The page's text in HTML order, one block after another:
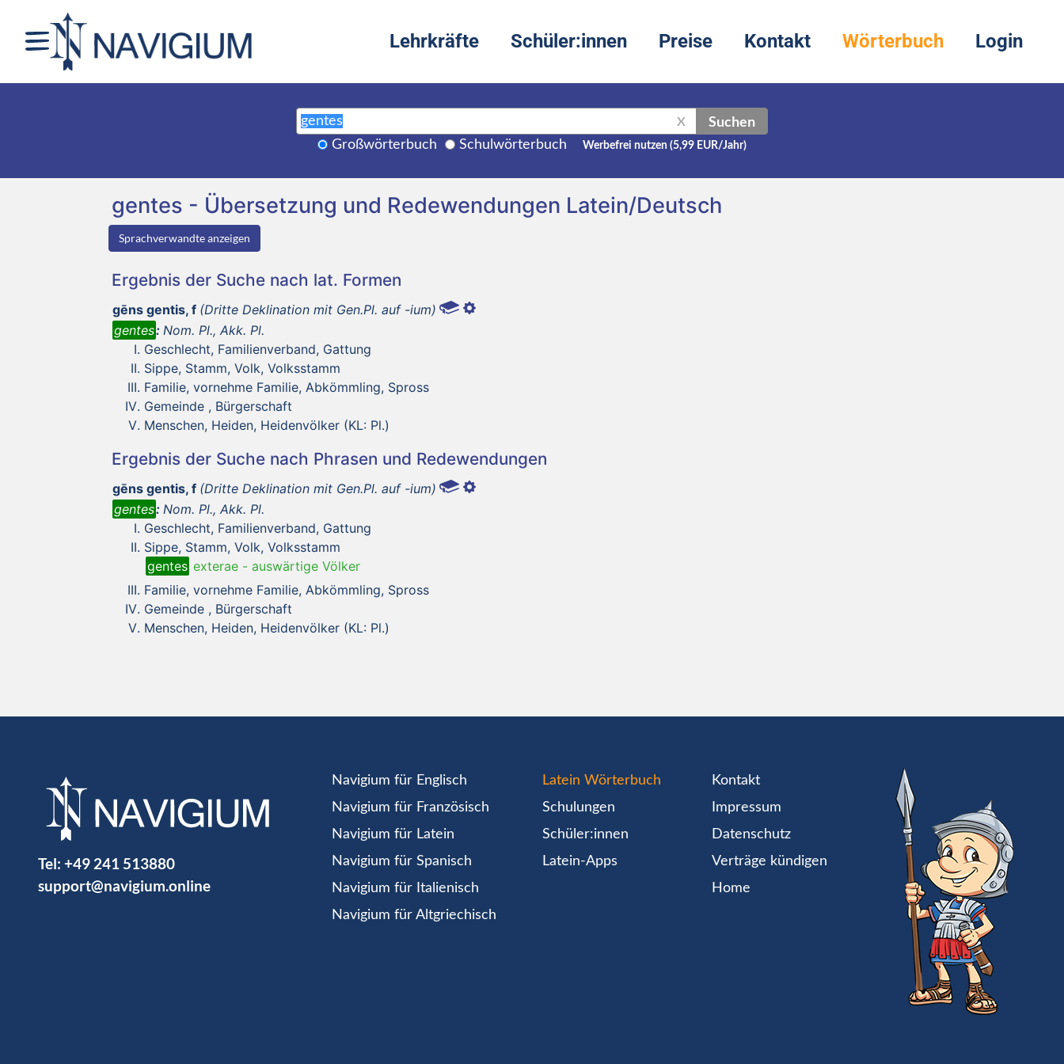
Lehrkräfte Schüler:innen Preise Kontakt Wörterbuch Login
X Suchen
Großwörterbuch Schulwörterbuch Werbefrei nutzen (5,99 EUR/Jahr)
gentes - Übersetzung und Redewendungen Latein/Deutsch
Sprachverwandte anzeigen
Ergebnis der Suche nach lat. Formen
gēns gentis, f (Dritte Deklination mit Gen.Pl. auf -ium)
gentes: Nom. Pl., Akk. Pl.
Geschlecht, Familienverband, Gattung
Sippe, Stamm, Volk, Volksstamm
Familie, vornehme Familie, Abkömmling, Spross
Gemeinde , Bürgerschaft
Menschen, Heiden, Heidenvölker (KL: Pl.)
Ergebnis der Suche nach Phrasen und Redewendungen
gēns gentis, f (Dritte Deklination mit Gen.Pl. auf -ium)
gentes: Nom. Pl., Akk. Pl.
Geschlecht, Familienverband, Gattung
Sippe, Stamm, Volk, Volksstamm
gentes exterae - auswärtige Völker
Familie, vornehme Familie, Abkömmling, Spross
Gemeinde , Bürgerschaft
Menschen, Heiden, Heidenvölker (KL: Pl.)
Tel: +49 241 513880
support@navigium.online
Navigium für Englisch
Navigium für Französisch
Navigium für Latein
Navigium für Spanisch
Navigium für Italienisch
Navigium für Altgriechisch
Latein Wörterbuch
Schulungen
Schüler:innen
Latein-Apps
Kontakt
Impressum
Datenschutz
Verträge kündigen
Home